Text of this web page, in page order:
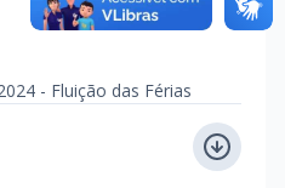
- Fluição das Férias